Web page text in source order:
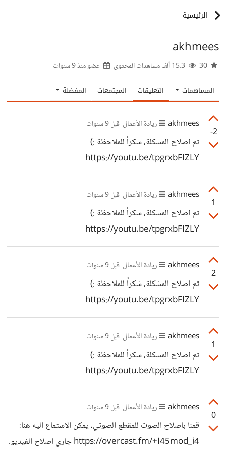
الرئيسية
akhmees
عضو منذ9 سنوات
المساهمات التعليقات المجتمعات المفضلة
-2
akhmees ريادة الأعمال قبل 9 سنوات
تم اصلاح المشكلة، شكراً للملاحظة :)
https://youtu.be/tpgrxbFIZLY
1
akhmees ريادة الأعمال قبل 9 سنوات
تم اصلاح المشكلة، شكراً للملاحظة :)
https://youtu.be/tpgrxbFIZLY
2
akhmees ريادة الأعمال قبل 9 سنوات
تم اصلاح المشكلة، شكراً للملاحظة :)
https://youtu.be/tpgrxbFIZLY
1
akhmees ريادة الأعمال قبل 9 سنوات
تم اصلاح المشكلة، شكراً للملاحظة :)
https://youtu.be/tpgrxbFIZLY
0
akhmees ريادة الأعمال قبل 9 سنوات
قمنا باصلاح الصوت للمقطع الصوتي، يمكن الاستماع اليه هنا:
https://overcast.fm/+I45mod_i4 جاري اصلاح الفيديو.